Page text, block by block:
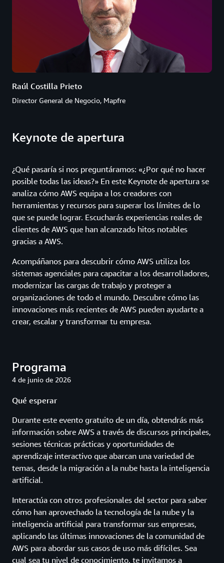
Raúl Costilla Prieto
Director General de Negocio, Mapfre
Keynote de apertura
¿Qué pasaría si nos preguntáramos: «¿Por qué no hacer
posible todas las ideas?» En este Keynote de apertura se
analiza cómo AWS equipa a los creadores con
herramientas y recursos para superar los límites de lo
que se puede lograr. Escucharás experiencias reales de
clientes de AWS que han alcanzado hitos notables
gracias a AWS.
Acompáñanos para descubrir cómo AWS utiliza los
sistemas agenciales para capacitar a los desarrolladores,
modernizar las cargas de trabajo y proteger a
organizaciones de todo el mundo. Descubre cómo las
innovaciones más recientes de AWS pueden ayudarte a
crear, escalar y transformar tu empresa.
Programa
4 de junio de 2026
Qué esperar
Durante este evento gratuito de un día, obtendrás más
información sobre AWS a través de discursos principales,
sesiones técnicas prácticas y oportunidades de
aprendizaje interactivo que abarcan una variedad de
temas, desde la migración a la nube hasta la inteligencia
artificial.
Interactúa con otros profesionales del sector para saber
cómo han aprovechado la tecnología de la nube y la
inteligencia artificial para transformar sus empresas,
aplicando las últimas innovaciones de la comunidad de
AWS para abordar sus casos de uso más difíciles. Sea
cual sea tu nivel de conocimiento, te invitamos a